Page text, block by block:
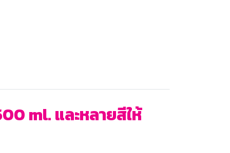
ml. และหลายสีให้